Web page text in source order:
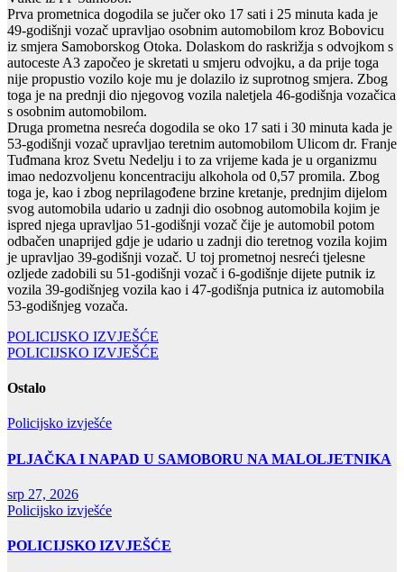
Prva prometnica dogodila se jučer oko 17 sati i 25 minuta kada je
49-godišnji vozač upravljao osobnim automobilom kroz Bobovicu
iz smjera Samoborskog Otoka. Dolaskom do raskrižja s odvojkom s
autoceste A3 započeo je skretati u smjeru odvojku, a da prije toga
nije propustio vozilo koje mu je dolazilo iz suprotnog smjera. Zbog
toga je na prednji dio njegovog vozila naletjela 46-godišnja vozačica
s osobnim automobilom.
Druga prometna nesreća dogodila se oko 17 sati i 30 minuta kada je
53-godišnji vozač upravljao teretnim automobilom Ulicom dr. Franje
Tuđmana kroz Svetu Nedelju i to za vrijeme kada je u organizmu
imao nedozvoljenu koncentraciju alkohola od 0,57 promila. Zbog
toga je, kao i zbog neprilagođene brzine kretanje, prednjim dijelom
svog automobila udario u zadnji dio osobnog automobila kojim je
ispred njega upravljao 51-godišnji vozač čije je automobil potom
odbačen unaprijed gdje je udario u zadnji dio teretnog vozila kojim
je upravljao 39-godišnji vozač. U toj prometnoj nesreći tjelesne
ozljede zadobili su 51-godišnji vozač i 6-godišnje dijete putnik iz
vozila 39-godišnjeg vozila kao i 47-godišnja putnica iz automobila
53-godišnjeg vozača.
Navigacija
objava
POLICIJSKO IZVJEŠĆE
POLICIJSKO IZVJEŠĆE
Ostalo
Policijsko izvješće
PLJAČKA I NAPAD U SAMOBORU NA MALOLJETNIKA
srp 27, 2026
Policijsko izvješće
POLICIJSKO IZVJEŠĆE